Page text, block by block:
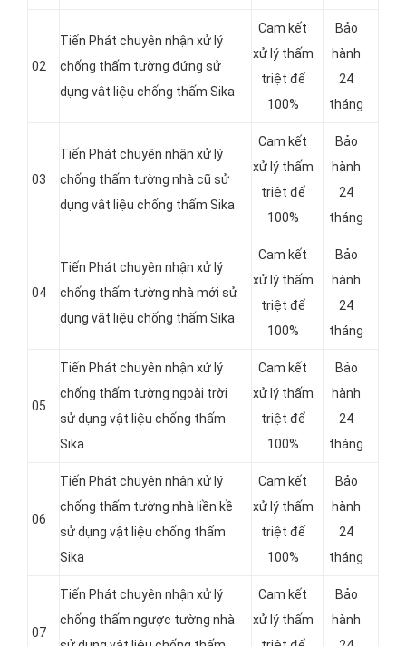
02
Tiến Phát chuyên nhận xử lý
chống thấm tường đứng sử
dụng vật liệu chống thấm Sika
Cam kết
xử lý thấm
triệt để
100%
Bảo
hành
24
tháng
03
Tiến Phát chuyên nhận xử lý
chống thấm tường nhà cũ sử
dụng vật liệu chống thấm Sika
Cam kết
xử lý thấm
triệt để
100%
Bảo
hành
24
tháng
04
Tiến Phát chuyên nhận xử lý
chống thấm tường nhà mới sử
dụng vật liệu chống thấm Sika
Cam kết
xử lý thấm
triệt để
100%
Bảo
hành
24
tháng
05
Tiến Phát chuyên nhận xử lý
chống thấm tường ngoài trời
sử dụng vật liệu chống thấm
Sika
Cam kết
xử lý thấm
triệt để
100%
Bảo
hành
24
tháng
06
Tiến Phát chuyên nhận xử lý
chống thấm tường nhà liền kề
sử dụng vật liệu chống thấm
Sika
Cam kết
xử lý thấm
triệt để
100%
Bảo
hành
24
tháng
07
Tiến Phát chuyên nhận xử lý
chống thấm ngược tường nhà
Cam kết
xử lý thấm
Bảo
hành